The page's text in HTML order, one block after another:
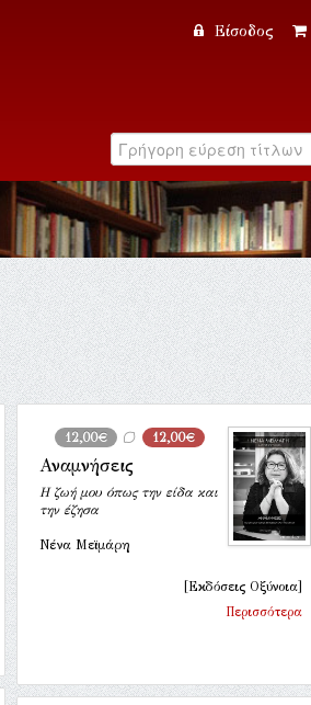
Είσοδος
12,00€ 12,00€
Αναμνήσεις
Η ζωή μου όπως την είδα και
την έζησα
Νένα Μεϊμάρη
[Εκδόσεις Οξύνοια]
Περισσότερα